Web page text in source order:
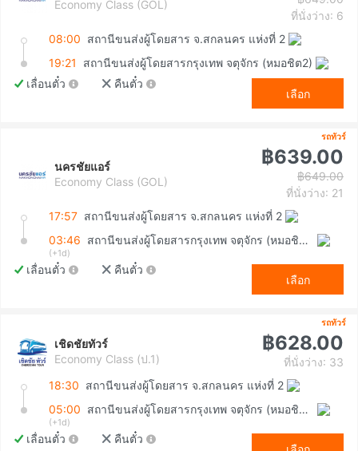
Economy Class (GOL)
ที่นั่งว่าง: 6
08:00 สถานีขนส่งผู้โดยสาร จ.สกลนคร แห่งที่ 2
19:21
สถานีขนส่งผู้โดยสารกรุงเทพ จตุจักร (หมอชิต2)
เลื่อนตั๋ว
คืนตั๋ว
เลือก
รถทัวร์
นครชัยแอร์
Economy Class (GOL)
฿639.00
฿649.00
ที่นั่งว่าง: 21
17:57 สถานีขนส่งผู้โดยสาร จ.สกลนคร แห่งที่ 2
03:46
สถานีขนส่งผู้โดยสารกรุงเทพ จตุจักร (หมอชิต2)
(+1d)
เลื่อนตั๋ว คืนตั๋ว
เลือก
รถทัวร์
เชิดชัยทัวร์
Economy Class (ป.1)
฿628.00
ที่นั่งว่าง: 33
18:30 สถานีขนส่งผู้โดยสาร จ.สกลนคร แห่งที่ 2
05:00
สถานีขนส่งผู้โดยสารกรุงเทพ จตุจักร (หมอชิต2)
(+1d)
เลื่อนตั๋ว คืนตั๋ว